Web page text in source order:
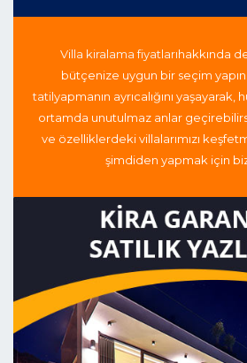
Villa kiralama fiyatlarıhakkında
bütçenize uygun bir seçim yapın.
tatilyapmanın ayrıcalığını
ortamda unutulmaz anlar
ve özelliklerdeki villalarımızı
şimdiden yapmak için